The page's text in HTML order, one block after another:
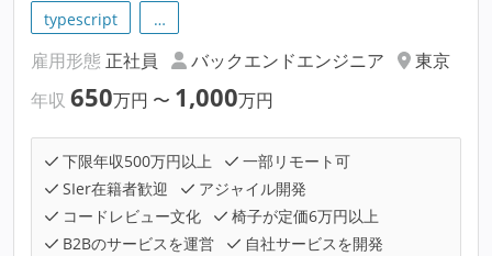
typescript
…
雇用形態 正社員 バックエンドエンジニア
東京
年収 650万円 〜 1,000万円
下限年収500万円以上
一部リモート可
SIer在籍者歓迎
アジャイル開発
コードレビュー文化
椅子が定価6万円以上
B2Bのサービスを運営
自社サービスを開発